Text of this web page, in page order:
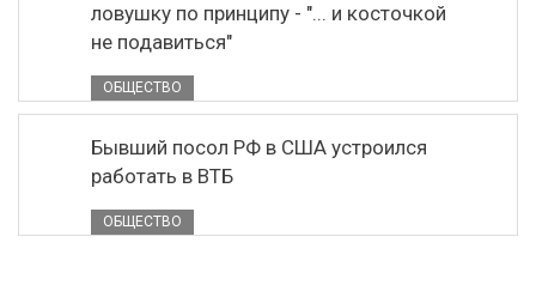
ловушку по принципу - "... и косточкой
не подавиться"
ОБЩЕСТВО
Бывший посол РФ в США устроился
работать в ВТБ
ОБЩЕСТВО